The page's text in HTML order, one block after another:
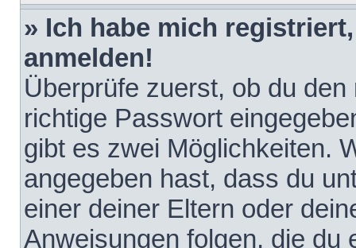
» Ich habe mich
anmelden!
Überprüfe zuerst, ob du
richtige Passwort
gibt es zwei Möglichkeiten.
angegeben hast, dass du
einer deiner Eltern oder
Anweisungen folgen, die du